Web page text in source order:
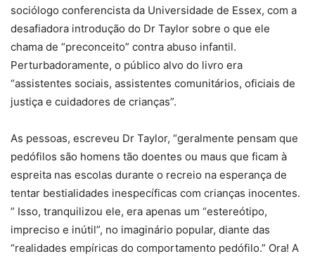
sociólogo conferencista da Universidade de Essex, com a
desafiadora introdução do Dr Taylor sobre o que ele
chama de “preconceito” contra abuso infantil.
Perturbadoramente, o público alvo do livro era
“assistentes sociais, assistentes comunitários, oficiais de
justiça e cuidadores de crianças”.
As pessoas, escreveu Dr Taylor, “geralmente pensam que
pedófilos são homens tão doentes ou maus que ficam à
espreita nas escolas durante o recreio na esperança de
tentar bestialidades inespecíficas com crianças inocentes.
” Isso, tranquilizou ele, era apenas um “estereótipo,
impreciso e inútil”, no imaginário popular, diante das
“realidades empíricas do comportamento pedófilo.” Ora! A